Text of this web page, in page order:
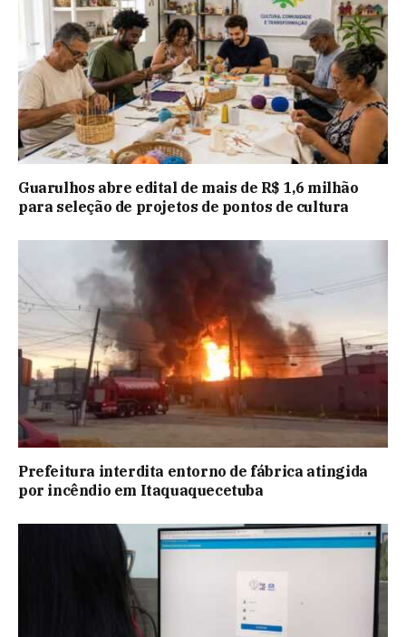
Guarulhos abre edital de mais de R$ 1,6 milhão
para seleção de projetos de pontos de cultura
Prefeitura interdita entorno de fábrica atingida
por incêndio em Itaquaquecetuba